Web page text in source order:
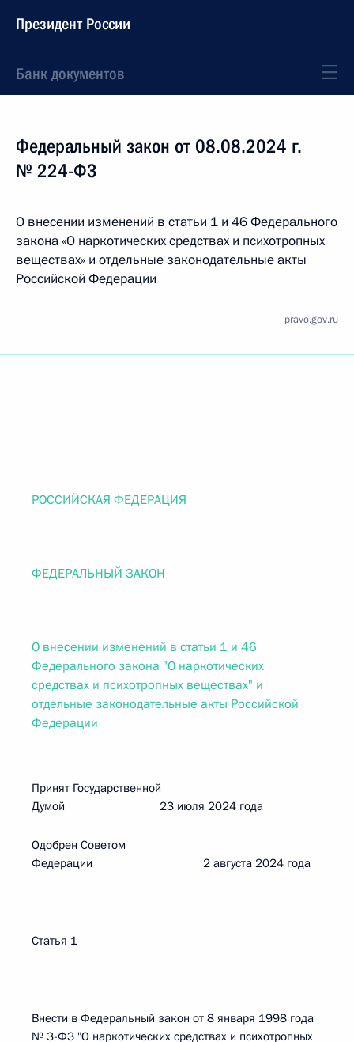
Президент России
Банк документов
Федеральный закон от 08.08.2024 г.
№ 224-ФЗ
О внесении изменений в статьи 1 и 46 Федерального
закона «О наркотических средствах и психотропных
веществах» и отдельные законодательные акты
Российской Федерации
pravo.gov.ru
РОССИЙСКАЯ ФЕДЕРАЦИЯ
ФЕДЕРАЛЬНЫЙ ЗАКОН
О внесении изменений в статьи 1 и 46
Федерального закона "О наркотических
средствах и психотропных веществах" и
отдельные законодательные акты Российской
Федерации
Принят Государственной
Думой 23 июля 2024 года
Одобрен Советом
Федерации 2 августа 2024 года
Статья 1
Внести в Федеральный закон от 8 января 1998 года
№ 3-ФЗ "О наркотических средствах и психотропных